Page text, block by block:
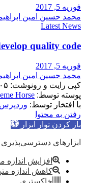
فوریه 5, 2017
محمد حسین امین
Latest News
quality code
فوریه 5, 2017
محمد حسین امین
کپی رایت و رونوشت: ۱۴۰۵
پوسته توسط: Horse
با افتخار توسط: وردپرس
رفتن به محتوا
باز کردن نوار ابزار
ابزارهای دسترسی‌پذیری
افزایش اندازه
کاهش اندازه